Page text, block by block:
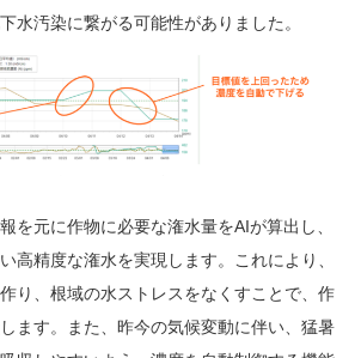
水汚染に繋がる可能性がありました。
を元に作物に必要な潅水量をAIが算出し、
高精度な潅水を実現します。これにより、
り、根域の水ストレスをなくすことで、作
ます。また、昨今の気候変動に伴い、猛暑